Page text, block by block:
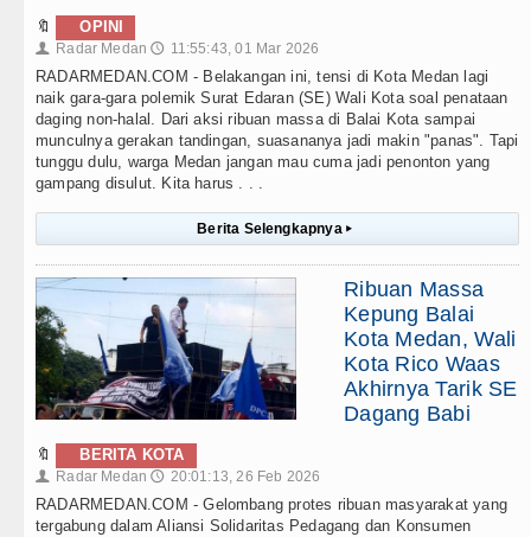
🔖 OPINI
👤 Radar Medan 🕔 11:55:43, 01 Mar 2026
RADARMEDAN.COM - Belakangan ini, tensi di Kota Medan lagi
naik gara-gara polemik Surat Edaran (SE) Wali Kota soal penataan
daging non-halal. Dari aksi ribuan massa di Balai Kota sampai
munculnya gerakan tandingan, suasananya jadi makin "panas". Tapi
tunggu dulu, warga Medan jangan mau cuma jadi penonton yang
gampang disulut. Kita harus . . .
Berita Selengkapnya ▸
Ribuan Massa
Kepung Balai
Kota Medan, Wali
Kota Rico Waas
Akhirnya Tarik SE
Dagang Babi
🔖 BERITA KOTA
👤 Radar Medan 🕔 20:01:13, 26 Feb 2026
RADARMEDAN.COM - Gelombang protes ribuan masyarakat yang
tergabung dalam Aliansi Solidaritas Pedagang dan Konsumen